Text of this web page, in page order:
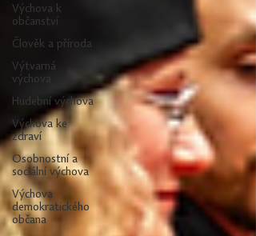
Výchova k
občanství
Člověk a příroda
Výtvarná
výchova
Hudební výchova
Výchova ke
zdraví
Osobnostní a
sociální výchova
Výchova
demokratického
občana